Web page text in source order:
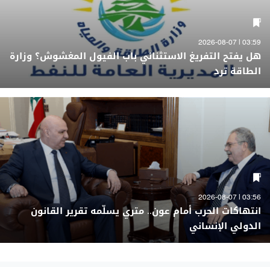
03:59 | 2026-08-07
هل يفتح التفريغ الاستثنائي باب الفيول المغشوش؟ وزارة
الطاقة ترد
03:56 | 2026-08-07
انتهاكات الحرب أمام عون.. متري يسلّمه تقرير القانون
الدولي الإنساني